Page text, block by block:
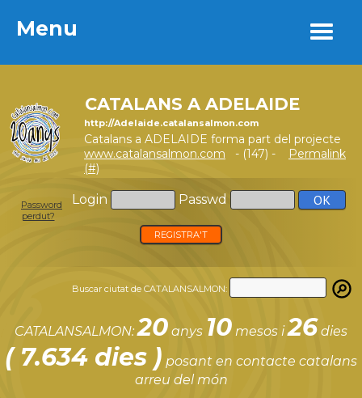
Menu
CATALANS A ADELAIDE
http://Adelaide.catalansalmon.com
Catalans a ADELAIDE forma part del projecte
www.catalansalmon.com - (147) -
Permalink
(#)
Login Passwd
Password
perdut?
REGISTRA'T
Buscar ciutat de CATALANSALMON:
CATALANSALMON:20 anys 10 mesos i26 dies
( 7.634 dies ) posant en contacte catalans
arreu del món
Menu